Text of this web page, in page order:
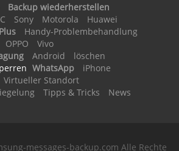
Backup wiederherstellen
Sony Motorola
Huawei
Handy-Problembehandlung
OPPO
Vivo
Android
löschen
WhatsApp
iPhone
Virtueller Standort
Tipps & Tricks News
messages-backup.com Alle Rechte